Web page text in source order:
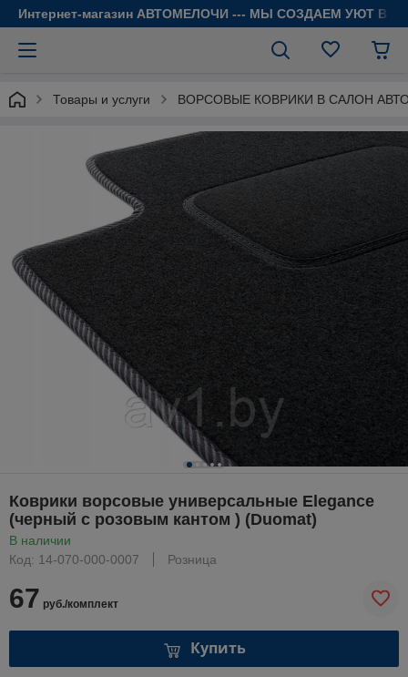
Интернет-магазин АВТОМЕЛОЧИ --- МЫ СОЗДАЕМ УЮТ В
Товары и услуги ВОРСОВЫЕ КОВРИКИ В САЛОН
Коврики ворсовые универсальные Elegance
(черный с розовым кантом ) (Duomat)
В наличии
Код: 14-070-000-0007
Розница
67 руб./комплект
Купить